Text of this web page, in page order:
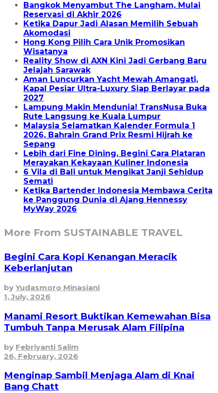
Bangkok Menyambut The Langham, Mulai
Reservasi di Akhir 2026
Ketika Dapur Jadi Alasan Memilih Sebuah
Akomodasi
Hong Kong Pilih Cara Unik Promosikan
Wisatanya
Reality Show di AXN Kini Jadi Gerbang Baru
Jelajah Sarawak
Aman Luncurkan Yacht Mewah Amangati,
Kapal Pesiar Ultra-Luxury Siap Berlayar pada
2027
Lampung Makin Mendunia! TransNusa Buka
Rute Langsung ke Kuala Lumpur
Malaysia Selamatkan Kalender Formula 1
2026, Bahrain Grand Prix Resmi Hijrah ke
Sepang
Lebih dari Fine Dining, Begini Cara Plataran
Merayakan Kekayaan Kuliner Indonesia
6 Vila di Bali untuk Mengikat Janji Sehidup
Semati
Ketika Bartender Indonesia Membawa Cerita
ke Panggung Dunia di Ajang Hennessy
MyWay 2026
More From SUSTAINABLE TRAVEL
Begini Cara Kopi Kenangan Meracik
Keberlanjutan
by Yudasmoro Minasiani
1, July, 2026
Manami Resort Buktikan Kemewahan Bisa
Tumbuh Tanpa Merusak Alam Filipina
by Febriyanti Salim
26, February, 2026
Menginap Sambil Menjaga Alam di Knai
Bang Chatt